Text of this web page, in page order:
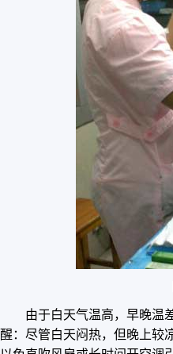
由于白天气温高，早晚温
醒：尽管白天闷热，但晚上较